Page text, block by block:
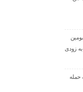
زودی
حمله